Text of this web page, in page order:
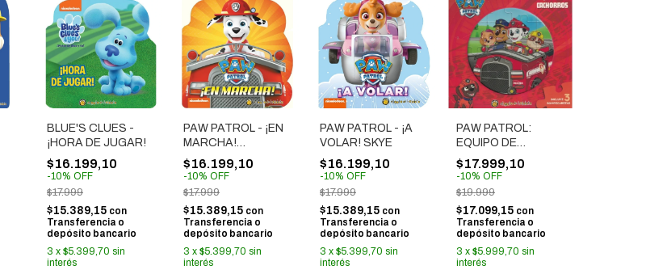
BLUE'S CLUES -
¡HORA DE JUGAR!
$16.199,10
-10% OFF
$17.999
$15.389,15 con
Transferencia o
depósito bancario
3 x $5.399,70 sin
interés
PAW PATROL - ¡EN
MARCHA!
MARSHALL
$16.199,10
-10% OFF
$17.999
$15.389,15 con
Transferencia o
depósito bancario
3 x $5.399,70 sin
interés
PAW PATROL - ¡A
VOLAR! SKYE
$16.199,10
-10% OFF
$17.999
$15.389,15 con
Transferencia o
depósito bancario
3 x $5.399,70 sin
interés
PAW PATROL:
EQUIPO DE
CACHORROS
$17.999,10
-10% OFF
$19.999
$17.099,15 con
Transferencia o
depósito bancario
3 x $5.999,70 sin
interés